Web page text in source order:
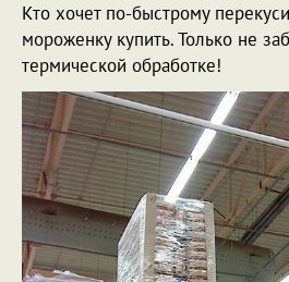
Кто хочет по-быстрому
мороженку купить. Только не
термической обработке!